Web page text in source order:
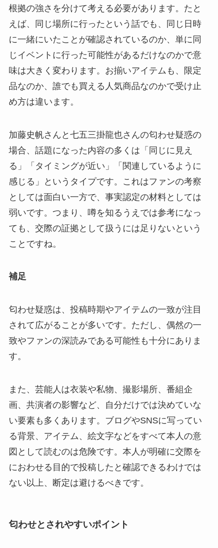
根拠の強さを分けて考える必要があります。たと
えば、同じ場所に行ったという話でも、同じ日時
に一緒にいたことが確認されているのか、単に同
じイベントに行った可能性があるだけなのかで意
味は大きく変わります。お揃いアイテムも、限定
品なのか、誰でも買える人気商品なのかで受け止
め方は違います。
加藤史帆さんと七五三掛龍也さんの匂わせ疑惑の
場合、話題になった内容の多くは「同じに見え
る」「タイミングが近い」「関連しているように
感じる」というタイプです。これはファンの考察
としては面白い一方で、事実認定の材料としては
弱いです。つまり、噂を知るうえでは参考になっ
ても、交際の証拠として扱うには足りないという
ことですね。
補足
匂わせ疑惑は、投稿時期やアイテムの一致が注目
されて広がることが多いです。ただし、偶然の一
致やファンの深読みである可能性も十分にありま
す。
また、芸能人は衣装や私物、撮影場所、番組企
画、共演者の影響など、自分だけでは決めていな
い要素も多くあります。ブログやSNSに写ってい
る背景、アイテム、絵文字などをすべて本人の意
図として読むのは危険です。本人が明確に交際を
におわせる目的で投稿したと確認できるわけでは
ない以上、断定は避けるべきです。
匂わせとされやすいポイント